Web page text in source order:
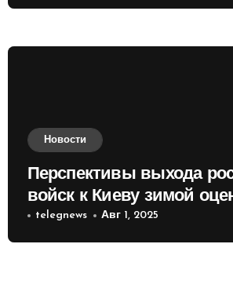
Новости
Перспективы выхода
войск к Киеву зимой
России
telegnews Авг 1, 2025